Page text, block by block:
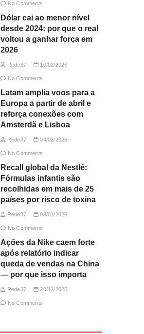
No Comments
Dólar cai ao menor nível
desde 2024: por que o real
voltou a ganhar força em
2026
Rede37 10/02/2026
No Comments
Latam amplia voos para a
Europa a partir de abril e
reforça conexões com
Amsterdã e Lisboa
Rede37 04/02/2026
No Comments
Recall global da Nestlé:
Fórmulas infantis são
recolhidas em mais de 25
países por risco de toxina
Rede37 08/01/2026
No Comments
Ações da Nike caem forte
após relatório indicar
queda de vendas na China
— por que isso importa
Rede37 20/12/2025
No Comments